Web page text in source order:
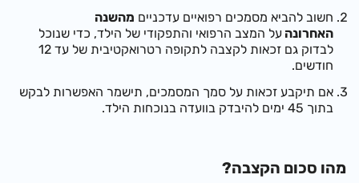
חשוב להביא מסמכים רפואיים עדכנייםמהשנה
האחרונהעל המצב הרפואי והתפקודי של הילד, כדי שנוכל
לבדוק גם זכאות לקצבה לתקופה רטרואקטיבית של עד 12
חודשים.
אם תיקבע זכאות על סמך המסמכים, תישמר האפשרות לבקש
בתוך 45 ימים להיבדק בוועדה בנוכחות הילד.
מהו סכום הקצבה?